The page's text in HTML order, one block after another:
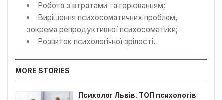
Робота з втратами та горюванням;
Вирішення психосоматичних проблем,
зокрема репродуктивної психосоматики;
Розвиток психологічної зрілості.
MORE STORIES
Психолог Львів. ТОП психологів